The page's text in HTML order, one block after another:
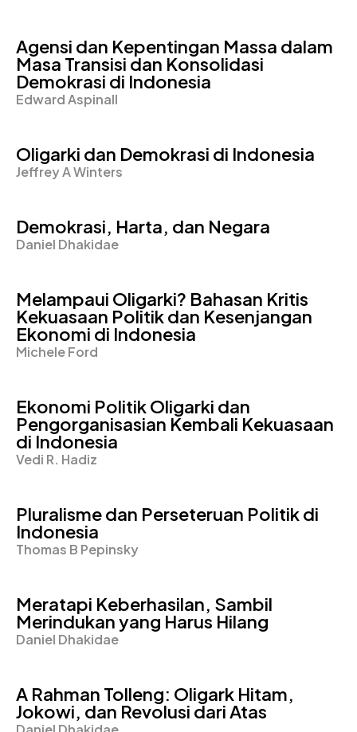
Agensi dan Kepentingan Massa dalam
Masa Transisi dan Konsolidasi
Demokrasi di Indonesia
Edward Aspinall
Oligarki dan Demokrasi di Indonesia
Jeffrey A Winters
Demokrasi, Harta, dan Negara
Daniel Dhakidae
Melampaui Oligarki? Bahasan Kritis
Kekuasaan Politik dan Kesenjangan
Ekonomi di Indonesia
Michele Ford
Ekonomi Politik Oligarki dan
Pengorganisasian Kembali Kekuasaan
di Indonesia
Vedi R. Hadiz
Pluralisme dan Perseteruan Politik di
Indonesia
Thomas B Pepinsky
Meratapi Keberhasilan, Sambil
Merindukan yang Harus Hilang
Daniel Dhakidae
A Rahman Tolleng: Oligark Hitam,
Jokowi, dan Revolusi dari Atas